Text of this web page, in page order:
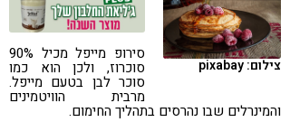
קורונה
טבעונות
צילום: pixabay
סירופ מייפל מכיל 90%
סוכרוז, ולכן הוא כמו
סוכר לבן בטעם מייפל.
מרבית הוויטמינים
והמינרלים שבו נהרסים בתהליך החימום.